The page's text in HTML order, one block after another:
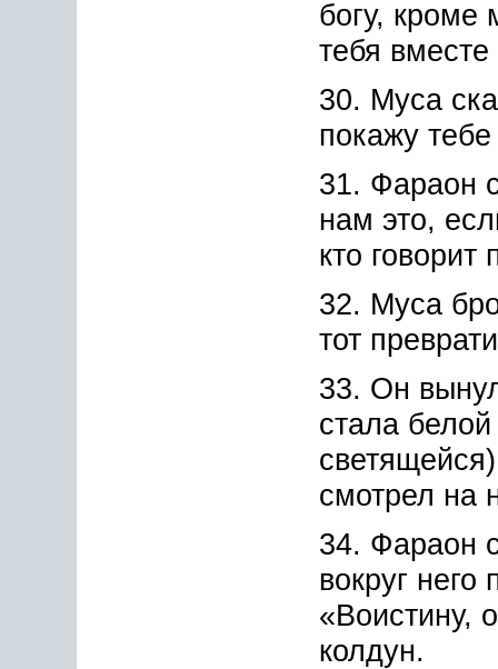
богу,
тебя
30. Муса
покажу
31. Фараон
нам это,
кто говорит
32. Муса
тот
33. Он
стала
смотрел на
34. Фараон
вокруг
«Воистину,
колдун.